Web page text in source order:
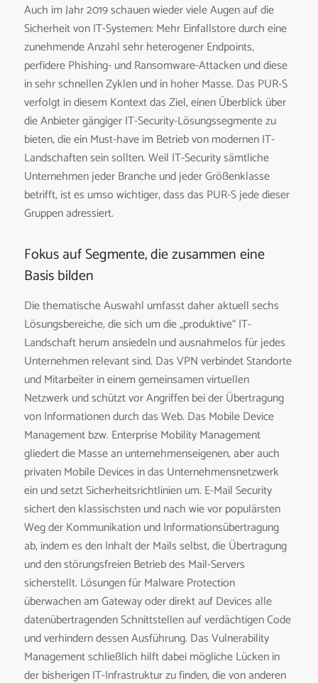
Auch im Jahr 2019 schauen wieder viele Augen auf die
Sicherheit von IT-Systemen: Mehr Einfallstore durch eine
zunehmende Anzahl sehr heterogener Endpoints,
perfidere Phishing- und Ransomware-Attacken und diese
in sehr schnellen Zyklen und in hoher Masse. Das PUR-S
verfolgt in diesem Kontext das Ziel, einen Überblick über
die Anbieter gängiger IT-Security-Lösungssegmente zu
bieten, die ein Must-have im Betrieb von modernen IT-
Landschaften sein sollten. Weil IT-Security sämtliche
Unternehmen jeder Branche und jeder Größenklasse
betrifft, ist es umso wichtiger, dass das PUR-S jede dieser
Gruppen adressiert.
Fokus auf Segmente, die zusammen eine
Basis bilden
Die thematische Auswahl umfasst daher aktuell sechs
Lösungsbereiche, die sich um die „produktive“ IT-
Landschaft herum ansiedeln und ausnahmelos für jedes
Unternehmen relevant sind. Das VPN verbindet Standorte
und Mitarbeiter in einem gemeinsamen virtuellen
Netzwerk und schützt vor Angriffen bei der Übertragung
von Informationen durch das Web. Das Mobile Device
Management bzw. Enterprise Mobility Management
gliedert die Masse an unternehmenseigenen, aber auch
privaten Mobile Devices in das Unternehmensnetzwerk
ein und setzt Sicherheitsrichtlinien um. E-Mail Security
sichert den klassischsten und nach wie vor populärsten
Weg der Kommunikation und Informationsübertragung
ab, indem es den Inhalt der Mails selbst, die Übertragung
und den störungsfreien Betrieb des Mail-Servers
sicherstellt. Lösungen für Malware Protection
überwachen am Gateway oder direkt auf Devices alle
datenübertragenden Schnittstellen auf verdächtigen Code
und verhindern dessen Ausführung. Das Vulnerability
Management schließlich hilft dabei mögliche Lücken in
der bisherigen IT-Infrastruktur zu finden, die von anderen